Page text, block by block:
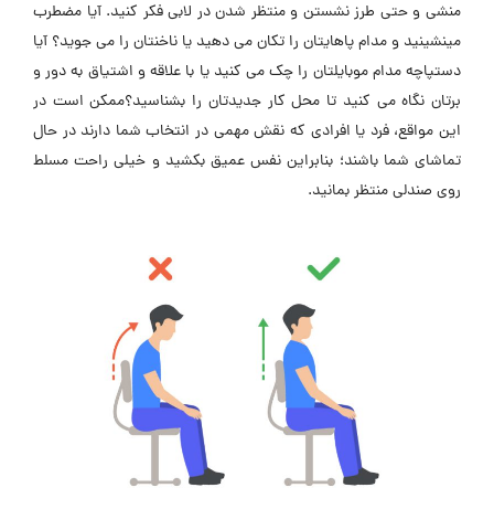
منشی و حتی طرز نشستن و منتظر شدن در لابی فکر کنید. آیا مضطرب
مینشینید و مدام پاهایتان را تکان می دهید یا ناخنتان را می جوید؟ آیا
دستپاچه مدام موبایلتان را چک می کنید یا با علاقه و اشتیاق به دور و
برتان نگاه می کنید تا محل کار جدیدتان را بشناسید؟ممکن است در
این مواقع، فرد یا افرادی که نقش مهمی در انتخاب شما دارند در حال
تماشای شما باشند؛ بنابراین نفس عمیق بکشید و خیلی راحت مسلط
روی صندلی منتظر بمانید.